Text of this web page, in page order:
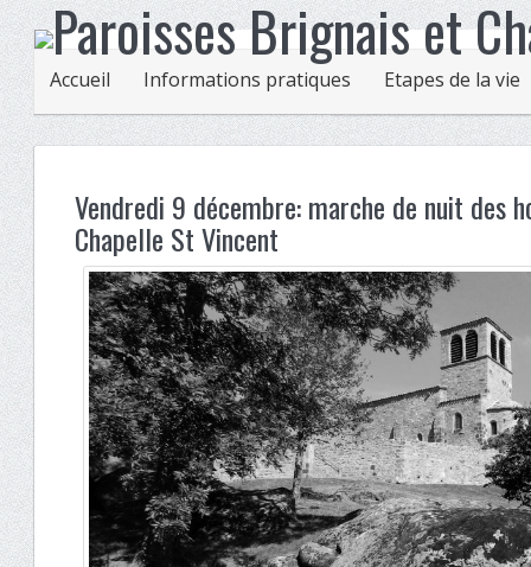
Accueil Informations pratiques Etapes de la vie
Vendredi 9 décembre: marche de nuit des
Chapelle St Vincent